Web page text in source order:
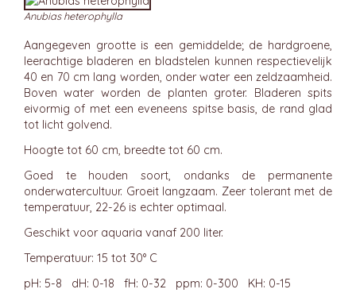
Anubias heterophylla
Aangegeven grootte is een gemiddelde; de hardgroene,
leerachtige bladeren en bladstelen kunnen respectievelijk
40 en 70 cm lang worden, onder water een zeldzaamheid.
Boven water worden de planten groter. Bladeren spits
eivormig of met een eveneens spitse basis, de rand glad
tot licht golvend.
Hoogte tot 60 cm, breedte tot 60 cm.
Goed te houden soort, ondanks de permanente
onderwatercultuur. Groeit langzaam. Zeer tolerant met de
temperatuur, 22-26 is echter optimaal.
Geschikt voor aquaria vanaf 200 liter.
Temperatuur: 15 tot 30° C
pH: 5-8 dH: 0-18 fH: 0-32 ppm: 0-300 KH: 0-15